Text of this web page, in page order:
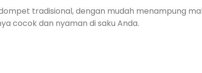
tradisional, dengan mudah menampung
cocok dan nyaman di saku Anda.